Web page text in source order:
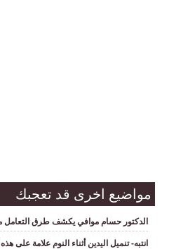
مواضيع اخرى قد تعجبك
الدكتور حسام موافي يكشف طرق التعامل
انتبه- تنميل اليدين أثناء النوم علامة على